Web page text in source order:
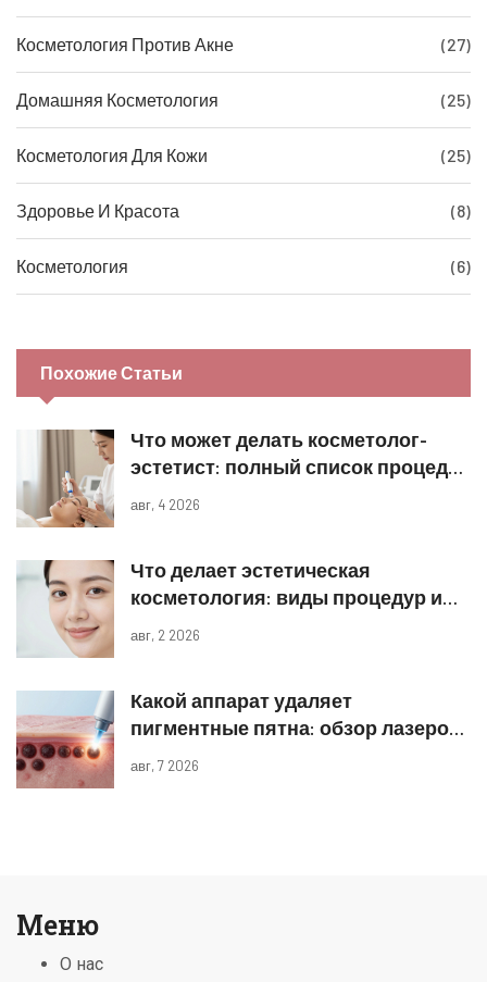
Косметология Против Акне (27)
Домашняя Косметология (25)
Косметология Для Кожи (25)
Здоровье И Красота (8)
Косметология (6)
Похожие Статьи
Что может делать косметолог-
эстетист: полный список процедур
и границы компетенций
авг, 4 2026
Что делает эстетическая
косметология: виды процедур и
реальные результаты
авг, 2 2026
Какой аппарат удаляет
пигментные пятна: обзор лазеров
и IPL
авг, 7 2026
Меню
О нас